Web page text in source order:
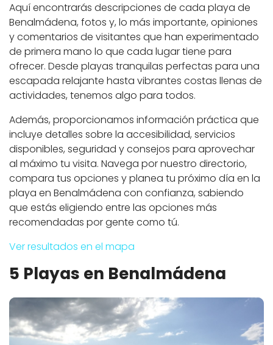
Aquí encontrarás descripciones de cada playa de
Benalmádena, fotos y, lo más importante, opiniones
y comentarios de visitantes que han experimentado
de primera mano lo que cada lugar tiene para
ofrecer. Desde playas tranquilas perfectas para una
escapada relajante hasta vibrantes costas llenas de
actividades, tenemos algo para todos.
Además, proporcionamos información práctica que
incluye detalles sobre la accesibilidad, servicios
disponibles, seguridad y consejos para aprovechar
al máximo tu visita. Navega por nuestro directorio,
compara tus opciones y planea tu próximo día en la
playa en Benalmádena con confianza, sabiendo
que estás eligiendo entre las opciones más
recomendadas por gente como tú.
Ver resultados en el mapa
5 Playas en Benalmádena